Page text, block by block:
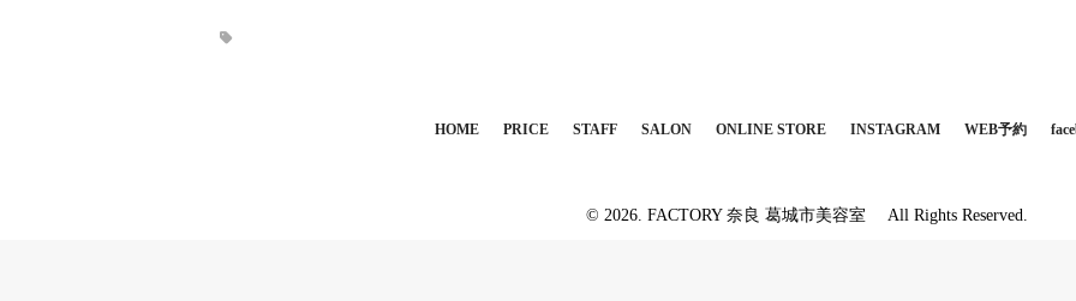
HOME PRICE STAFF SALON ONLINE STORE INSTAGRAM WEB予約
© 2026. FACTORY 奈良 葛城市美容室 All Rights Reserved.